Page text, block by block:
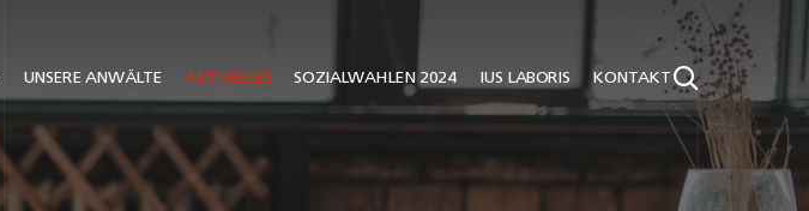
UNSERE ANWÄLTE AKTUELLES SOZIALWAHLEN 2024 IUS LABORIS KONTAKT